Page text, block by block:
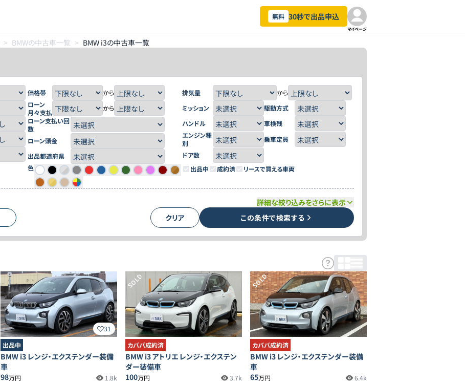
無料 30秒で出品申込
マイページ
> BMWの中古車一覧 > BMW i3の中古車一覧
価格帯
から
ローン
月々支払
から
ローン支払い回
数
ローン頭金
出品都道府県
色
排気量
から
ミッション
駆動方式
ハンドル
車検残
エンジン種
別
乗車定員
ドア数
出品中
成約済 リースで買える車両
詳細な絞り込みをさらに表示
クリア この条件で検索する
31
出品中
BMW i3 レンジ・エクステンダー装備
車
98万円
1.8k
SOLD
カババ成約済
BMW i3 アトリエ レンジ・エクステン
ダー装備車
100万円
3.7k
SOLD
カババ成約済
BMW i3 レンジ・エクステンダー装備
車
65万円
6.4k